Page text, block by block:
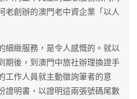
老創辦的澳門老中資企業「以人
細緻服務，是令人感慨的。就以
期後，到澳門中旅社辦理換證手
工作人員就主動徵詢筆者的意
證明書，以證明這兩張號碼尾數